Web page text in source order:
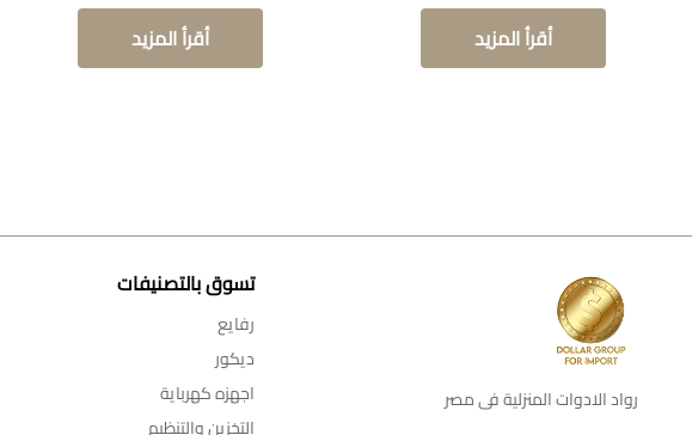
أقرأ المزيد أقرأ المزيد
رواد الادوات المنزلية فى مصر
تسوق بالتصنيفات
رفايع
ديكور
اجهزه كهرباية
التخزين والتنظيم